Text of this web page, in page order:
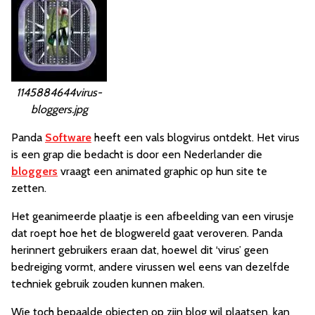
1145884644virus-
bloggers.jpg
Panda Software heeft een vals blogvirus ontdekt. Het virus
is een grap die bedacht is door een Nederlander die
bloggers vraagt een animated graphic op hun site te
zetten.
Het geanimeerde plaatje is een afbeelding van een virusje
dat roept hoe het de blogwereld gaat veroveren. Panda
herinnert gebruikers eraan dat, hoewel dit ‘virus’ geen
bedreiging vormt, andere virussen wel eens van dezelfde
techniek gebruik zouden kunnen maken.
Wie toch bepaalde objecten op zijn blog wil plaatsen, kan